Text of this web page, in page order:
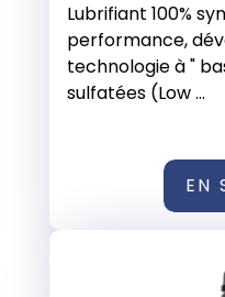
Lubrifiant 100%
performance,
technologie à "
sulfatées (Low ...
EN